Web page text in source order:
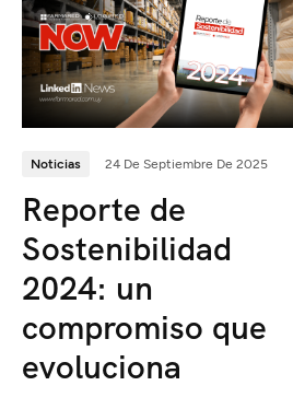
Noticias 24 De Septiembre De 2025
Reporte de
Sostenibilidad
2024: un
compromiso que
evoluciona